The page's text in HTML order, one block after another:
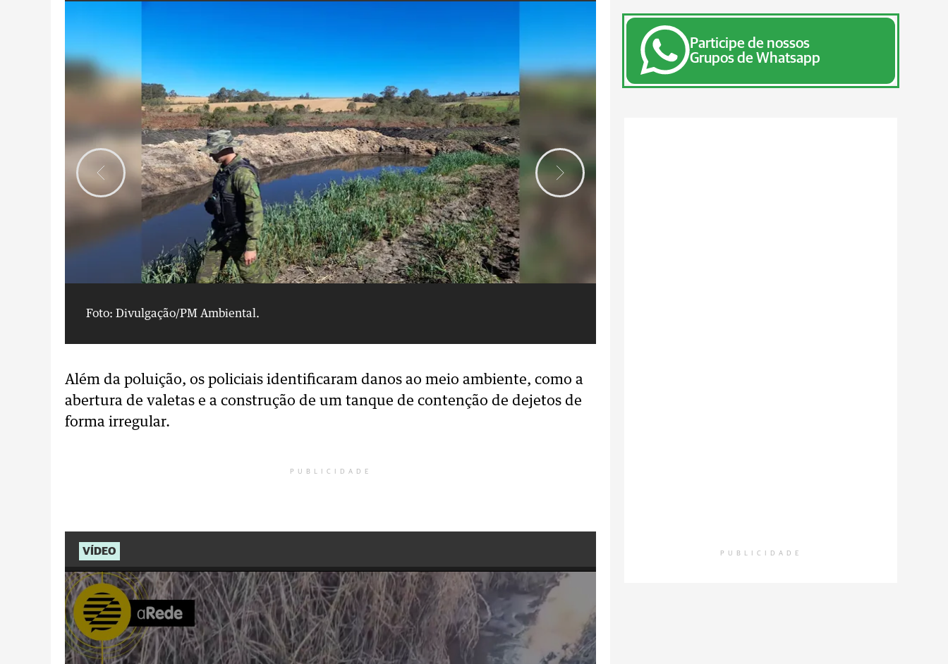
Foto: Divulgação/PM Ambiental.
Além da poluição, os policiais identificaram danos ao meio ambiente, como a
abertura de valetas e a construção de um tanque de contenção de dejetos de
forma irregular.
PUBLICIDADE
VÍDEO
Participe de nossos
Grupos de Whatsapp
PUBLICIDADE